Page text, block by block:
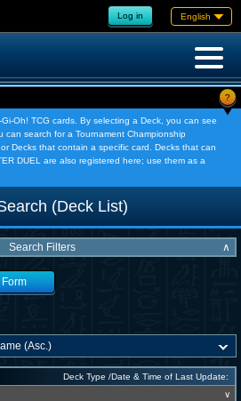
Log in English
?
Oh! TCG cards. By selecting a Deck, you can see
can search for a Tournament Championship
Decks that contain a specific card. Decks that can
DUEL are also registered here; use them as a
(Deck List)
Search Filters ∧
Deck Type /Date & Time of Last Update:
∨